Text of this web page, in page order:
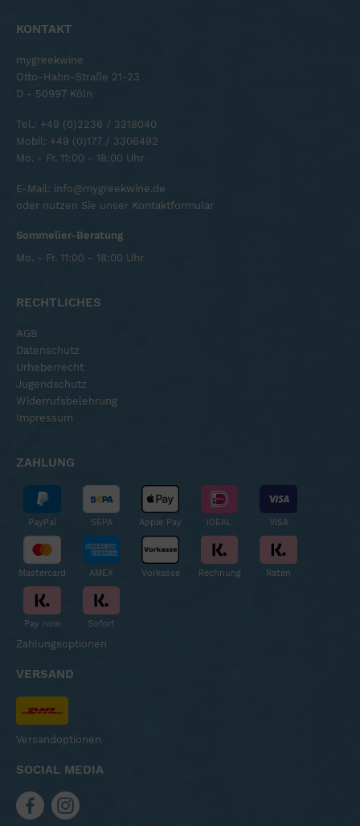
KONTAKT
mygreekwine
Otto-Hahn-Straße 21-23
D - 50997 Köln
Tel.: +49 (0)2236 / 3318040
Mobil: +49 (0)177 / 3306492
Mo. - Fr. 11:00 - 18:00 Uhr
E-Mail: info@mygreekwine.de
oder nutzen Sie unser Kontaktformular
Sommelier-Beratung
Mo. - Fr. 11:00 - 18:00 Uhr
RECHTLICHES
AGB
Datenschutz
Urheberrecht
Jugendschutz
Widerrufsbelehrung
Impressum
ZAHLUNG
PayPal SEPA Apple Pay iDEAL VISA
Mastercard AMEX Vorkasse Rechnung Raten
Pay now Sofort
Zahlungsoptionen
VERSAND
Versandoptionen
SOCIAL MEDIA